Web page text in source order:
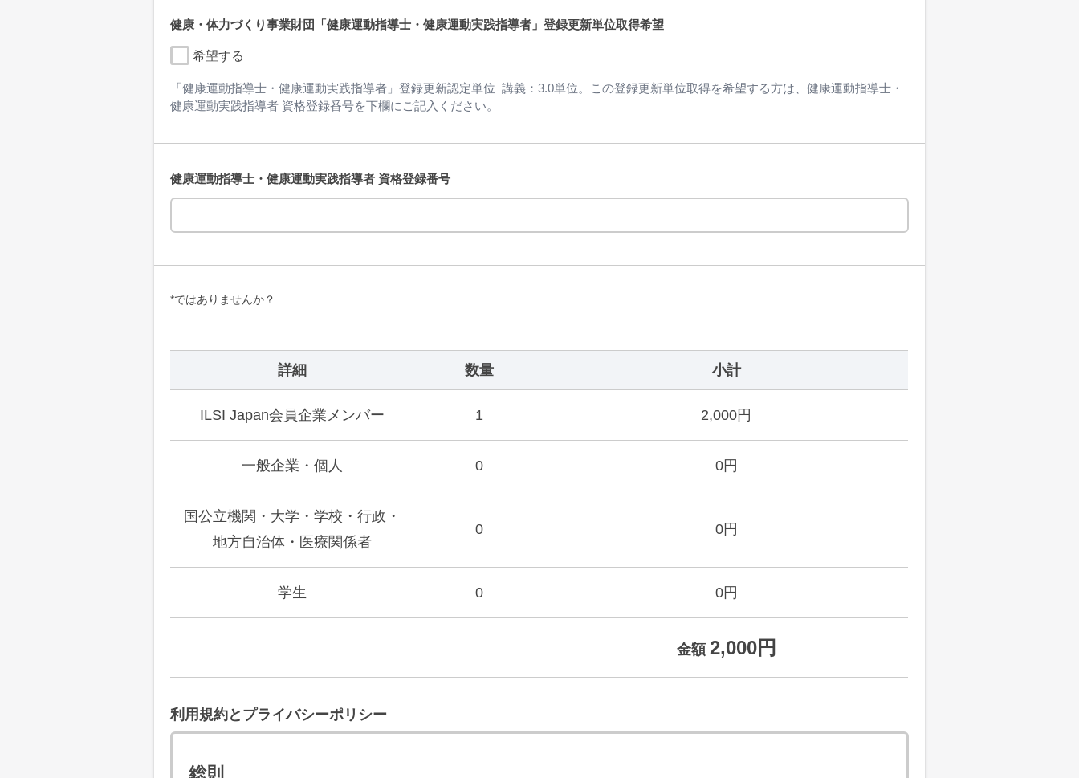
健康・体力づくり事業財団「健康運動指導士・健康運動実践指導者」登録更新単位取得希望
希望する
「健康運動指導士・健康運動実践指導者」登録更新認定単位  講義：3.0単位。この登録更新単位取得を希望する方は、健康運動指導士・
健康運動実践指導者 資格登録番号を下欄にご記入ください。
健康運動指導士・健康運動実践指導者 資格登録番号
*ではありませんか？
詳細 数量 小計
ILSI Japan会員企業メンバー 1 2,000円
一般企業・個人 0 0円
国公立機関・大学・学校・行政・
地方自治体・医療関係者
0 0円
学生 0 0円
金額 2,000円
利用規約とプライバシーポリシー
総則